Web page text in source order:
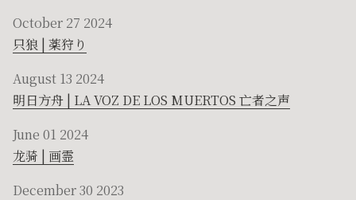
October 27 2024
只狼 | 薬狩り
August 13 2024
明日方舟 | LA VOZ DE LOS MUERTOS 亡者之声
June 01 2024
龙骑 | 画霊
December 30 2023